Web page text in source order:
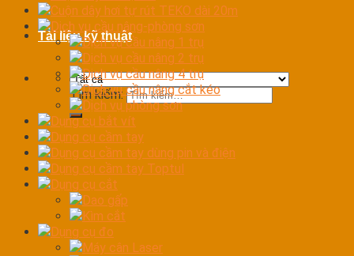
Tài liệu kỹ thuật
Tìm kiếm:
Cuộn dây hơi tự rút TEKO dài 20m
Dịch vụ cầu nâng-phòng sơn
Dịch vụ cầu nâng 1 trụ
Dịch vụ cầu nâng 2 trụ
Dịch vụ cầu nâng 4 trụ
Dịch vụ cầu nâng cắt kéo
Dịch vụ phòng sơn
Dụng cụ bắt vít
Dụng cụ cầm tay
Dụng cụ cầm tay dùng pin và điện
Dụng cụ cầm tay Toptul
Dụng cụ cắt
Dao gấp
Kìm cắt
Dụng cụ đo
Máy cân Laser